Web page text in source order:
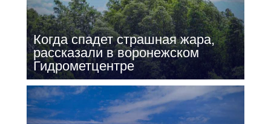
Когда спадет страшная жара,
рассказали в воронежском
Гидрометцентре